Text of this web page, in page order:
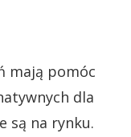
mają pomóc
dla
są na rynku.